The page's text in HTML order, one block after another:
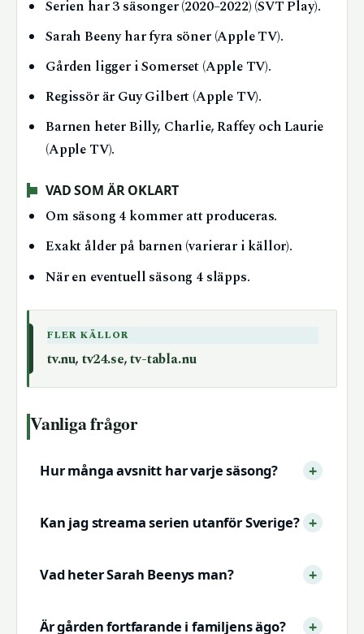
Serien har 3 säsonger (2020–2022) (SVT Play).
Sarah Beeny har fyra söner (Apple TV).
Gården ligger i Somerset (Apple TV).
Regissör är Guy Gilbert (Apple TV).
Barnen heter Billy, Charlie, Raffey och Laurie
(Apple TV).
VAD SOM ÄR OKLART
Om säsong 4 kommer att produceras.
Exakt ålder på barnen (varierar i källor).
När en eventuell säsong 4 släpps.
FLER KÄLLOR
tv.nu, tv24.se,tv-tabla.nu
Vanliga frågor
Hur många avsnitt har varje säsong?
Kan jag streama serien utanför Sverige?
Vad heter Sarah Beenys man?
Är gården fortfarande i familjens ägo?